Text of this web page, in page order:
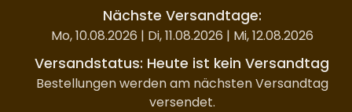
Zum Hauptinhalt springenNächste Versandtage:
Mo, 10.08.2026 | Di, 11.08.2026 | Mi, 12.08.2026
Versandstatus: Heute ist kein Versandtag
Bestellungen werden am nächsten Versandtag
versendet.